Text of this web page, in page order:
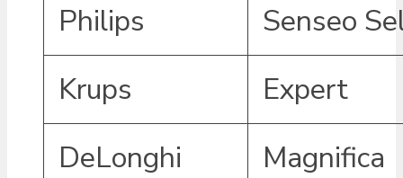
Philips
Senseo
Krups
Expert
DeLonghi
Magnifica